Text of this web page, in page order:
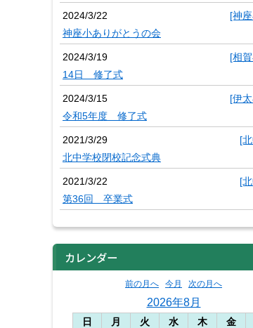
2024/3/22
[神
神座小ありがとうの会
2024/3/19
[相
14日 修了式
2024/3/15
[伊
令和5年度 修了式
2021/3/29
[
北中学校閉校記念式典
2021/3/22
[
第36回 卒業式
カレンダー
前の月へ 今月 次の月へ
2026年8月
日 月 火 水 木 金